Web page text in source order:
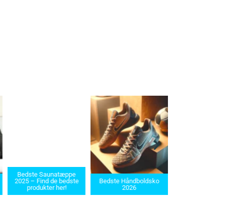
Bedste Saunatæppe
2025 – Find de bedste
produkter her!
Bedste Håndboldsko
2026
Bedste